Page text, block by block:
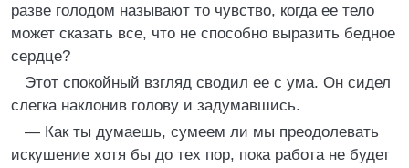
разве голодом называют то чувство, когда ее тело
может сказать все, что не способно выразить бедное
сердце?
Этот спокойный взгляд сводил ее с ума. Он сидел
слегка наклонив голову и задумавшись.
— Как ты думаешь, сумеем ли мы преодолевать
искушение хотя бы до тех пор, пока работа не будет